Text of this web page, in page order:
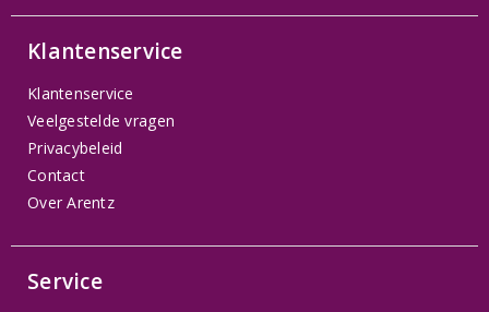
Klantenservice
Klantenservice
Veelgestelde vragen
Privacybeleid
Contact
Over Arentz
Service